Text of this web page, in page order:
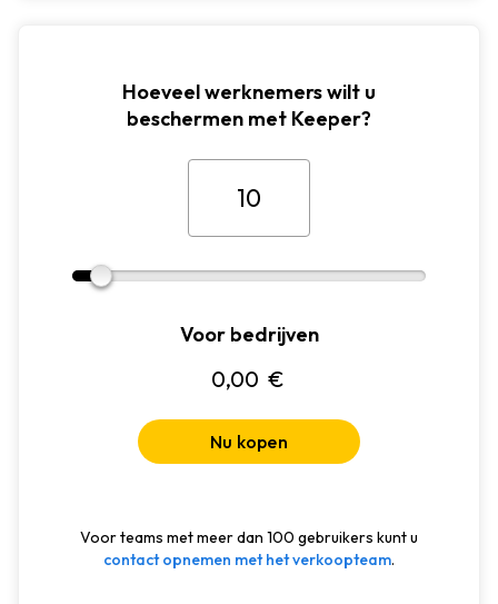
Hoeveel werknemers wilt u
beschermen met Keeper?
Voor bedrijven
0,00 €
Nu kopen
Voor teams met meer dan 100 gebruikers kunt u
contact opnemen met het verkoopteam.